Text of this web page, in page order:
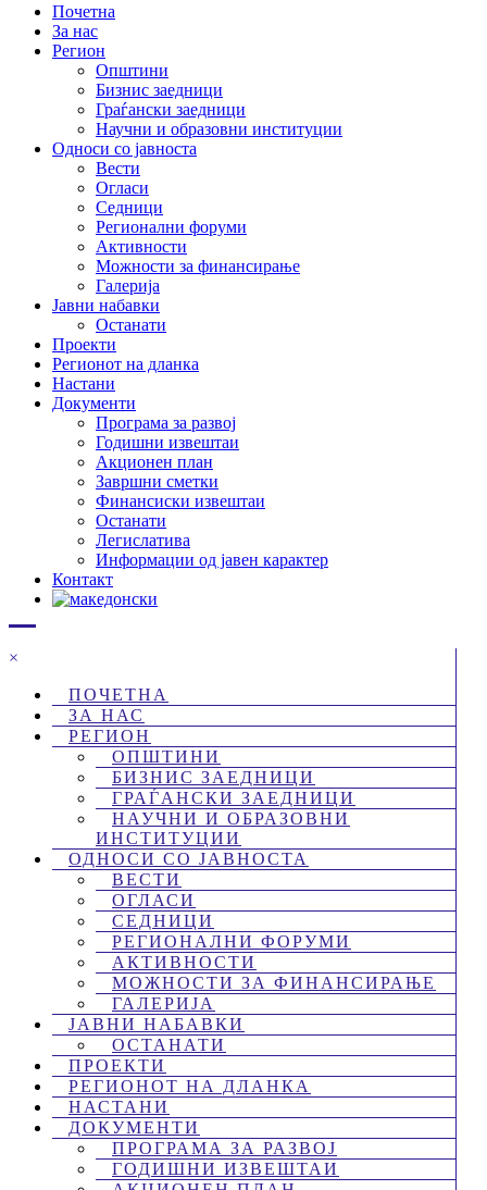
Почетна
За нас
Регион
Општини
Бизнис заедници
Граѓански заедници
Научни и образовни институции
Односи со јавноста
Вести
Огласи
Седници
Регионални форуми
Активности
Можности за финансирање
Галерија
Јавни набавки
Останати
Проекти
Регионот на дланка
Настани
Документи
Програма за развој
Годишни извештаи
Акционен план
Завршни сметки
Финансиски извештаи
Останати
Легислатива
Информации од јавен карактер
Контакт
×
ПОЧЕТНА
ЗА НАС
РЕГИОН
ОПШТИНИ
БИЗНИС ЗАЕДНИЦИ
ГРАЃАНСКИ ЗАЕДНИЦИ
НАУЧНИ И ОБРАЗОВНИ
ИНСТИТУЦИИ
ОДНОСИ СО ЈАВНОСТА
ВЕСТИ
ОГЛАСИ
СЕДНИЦИ
РЕГИОНАЛНИ ФОРУМИ
АКТИВНОСТИ
МОЖНОСТИ ЗА ФИНАНСИРАЊЕ
ГАЛЕРИЈА
ЈАВНИ НАБАВКИ
ОСТАНАТИ
ПРОЕКТИ
РЕГИОНОТ НА ДЛАНКА
НАСТАНИ
ДОКУМЕНТИ
ПРОГРАМА ЗА РАЗВОЈ
ГОДИШНИ ИЗВЕШТАИ